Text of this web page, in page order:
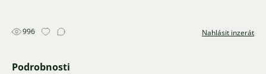
996 Nahlásit inzerát
Podrobnosti